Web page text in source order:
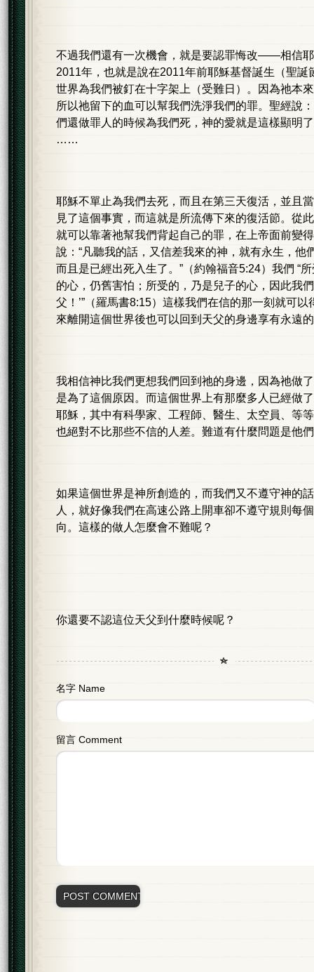
不過我們還有一次機會，就是要認罪悔改——相信
2011年，也就是說在2011年前耶穌基督誕生（聖誕
世界為我們被釘在十字架上（受難日）。因為祂本
所以祂留下的血可以幫我們洗淨我們的罪。聖經說
們還做罪人的時候為我們死，神的愛就是這樣顯明
……
耶穌不單止為我們去死，而且在第三天復活，並且
見了這個事實，而這就是所流傳下來的復活節。從
就可以靠著祂幫我們背起自己的罪，在上帝面前變
說：“凡聽我的話，又信差我來的神，就有永生，他
而且是已經出死入生了。”（約翰福音5:24）我們 “
的心，仍舊害怕；所受的，乃是兒子的心，因此我
父！’”（羅馬書8:15）這樣我們在信的那一刻就可以
來離開這個世界後也可以回到天父的身邊享有永
我相信神比我們更想我們回到祂的身邊，因為祂做
是為了這個原因。而這個世界上有那麼多人已經做
耶穌，其中有科學家、工程師、醫生、太空員、等
也絕對不比那些不信的人差。難道有什麼問題是他
如果這個世界是神所創造的，而我們又不遵守神的
人，就好像我們在高速公路上開車卻不遵守規則每
向。這樣的做人怎麼會不難呢？
你還要不認這位天父到什麼時候呢？
名字 Name
留言 Comment